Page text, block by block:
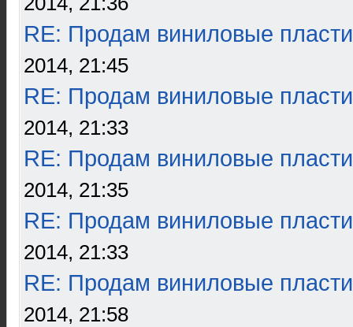
RE: Продам виниловые
2014, 21:45
RE: Продам виниловые
2014, 21:33
RE: Продам виниловые
2014, 21:35
RE: Продам виниловые
2014, 21:33
RE: Продам виниловые
2014, 21:58